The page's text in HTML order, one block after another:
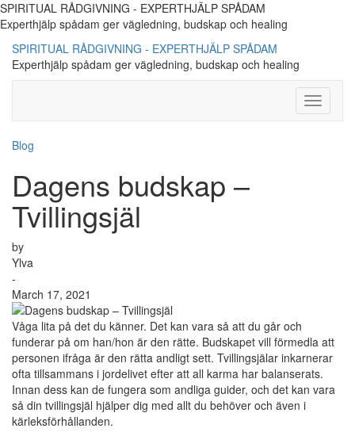
SPIRITUAL RÅDGIVNING - EXPERTHJÄLP SPÅDAM
Experthjälp spådam ger vägledning, budskap och healing
SPIRITUAL RÅDGIVNING - EXPERTHJÄLP SPÅDAM
Experthjälp spådam ger vägledning, budskap och healing
Toggle
Blog
Dagens budskap –
Tvillingsjäl
by
Ylva
-
March 17, 2021
Våga lita på det du känner. Det kan vara så att du går och
funderar på om han/hon är den rätte. Budskapet vill förmedla att
personen ifråga är den rätta andligt sett. Tvillingsjälar inkarnerar
ofta tillsammans i jordelivet efter att all karma har balanserats.
Innan dess kan de fungera som andliga guider, och det kan vara
så din tvillingsjäl hjälper dig med allt du behöver och även i
kärleksförhållanden.